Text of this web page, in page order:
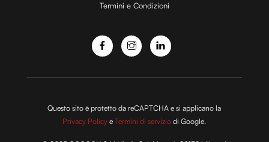
o
Termini e Condizioni
Questo sito è protetto da reCAPTCHA e si applicano la
Privacy Policy eTermini di servizio di Google.